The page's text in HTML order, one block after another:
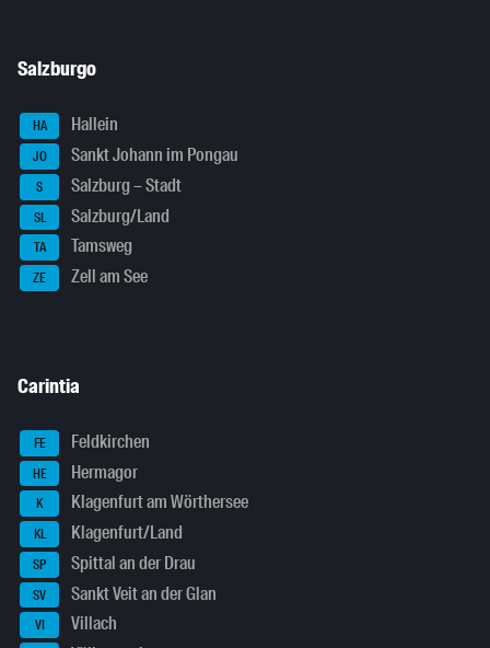
Salzburgo
HA Hallein
JO Sankt Johann im Pongau
S Salzburg – Stadt
SL Salzburg/Land
TA Tamsweg
ZE Zell am See
Carintia
FE Feldkirchen
HE Hermagor
K Klagenfurt am Wörthersee
KL Klagenfurt/Land
SP Spittal an der Drau
SV Sankt Veit an der Glan
VI Villach